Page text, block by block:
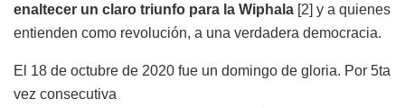
enaltecer un claro triunfo para la Wiphala [2] y a quienes
entienden como revolución, a una verdadera democracia.
El 18 de octubre de 2020 fue un domingo de gloria. Por 5ta
vez consecutiva